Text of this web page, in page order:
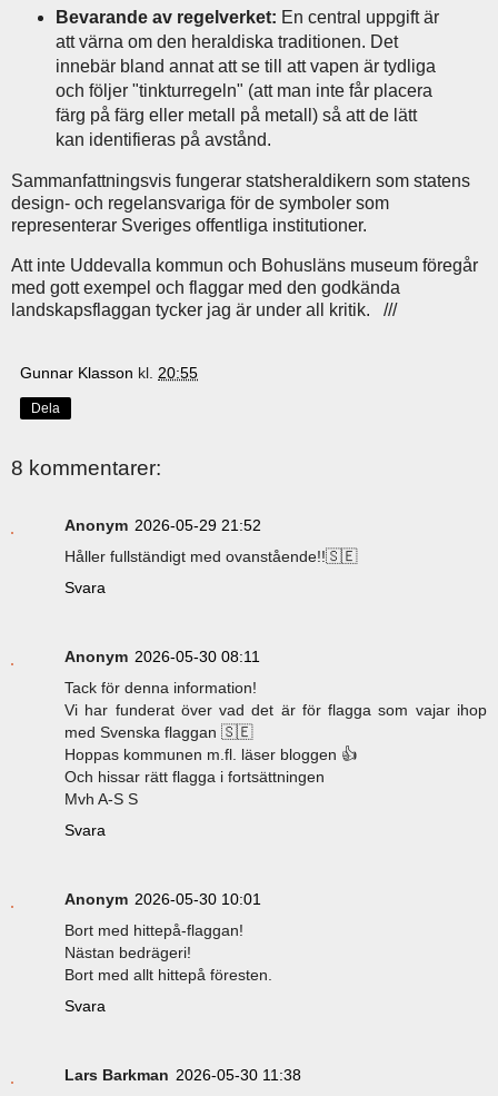
Bevarande av regelverket: En central uppgift är
att värna om den heraldiska traditionen. Det
innebär bland annat att se till att vapen är tydliga
och följer "tinkturregeln" (att man inte får placera
färg på färg eller metall på metall) så att de lätt
kan identifieras på avstånd.
Sammanfattningsvis fungerar statsheraldikern som statens
design- och regelansvariga för de symboler som
representerar Sveriges offentliga institutioner.
Att inte Uddevalla kommun och Bohusläns museum föregår
med gott exempel och flaggar med den godkända
landskapsflaggan tycker jag är under all kritik. ///
Gunnar Klasson kl. 20:55
Dela
8 kommentarer:
Anonym 2026-05-29 21:52
Håller fullständigt med ovanstående!!🇸🇪
Svara
Anonym 2026-05-30 08:11
Tack för denna information!
Vi har funderat över vad det är för flagga som vajar ihop
med Svenska flaggan 🇸🇪
Hoppas kommunen m.fl. läser bloggen 👍
Och hissar rätt flagga i fortsättningen
Mvh A-S S
Svara
Anonym 2026-05-30 10:01
Bort med hittepå-flaggan!
Nästan bedrägeri!
Bort med allt hittepå föresten.
Svara
Lars Barkman 2026-05-30 11:38